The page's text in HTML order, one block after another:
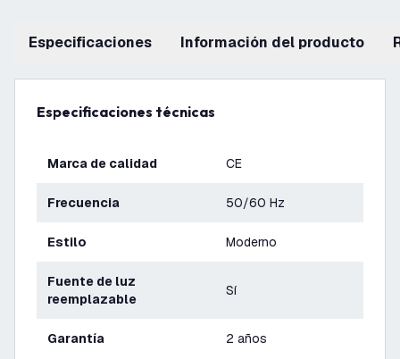
Especificaciones información del producto
Especificaciones técnicas
Marca de calidad CE
Frecuencia 50/60 Hz
Estilo Moderno
Fuente de luz
reemplazable
Sí
Garantía 2 años